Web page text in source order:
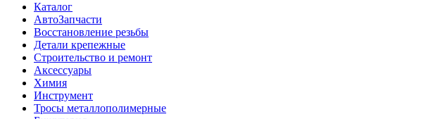
Каталог
АвтоЗапчасти
Восстановление резьбы
Детали крепежные
Строительство и ремонт
Аксессуары
Химия
Инструмент
Тросы металлополимерные